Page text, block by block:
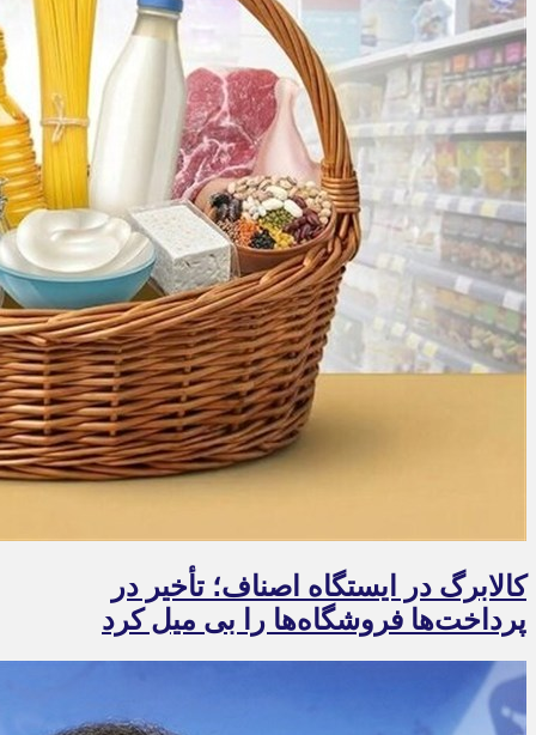
کالابرگ در ایستگاه اصناف؛ تأخیر در
پرداخت‌ها فروشگاه‌ها را بی میل کرد